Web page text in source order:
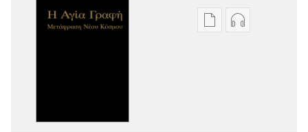
ΕπιλογέςΕπιλογές